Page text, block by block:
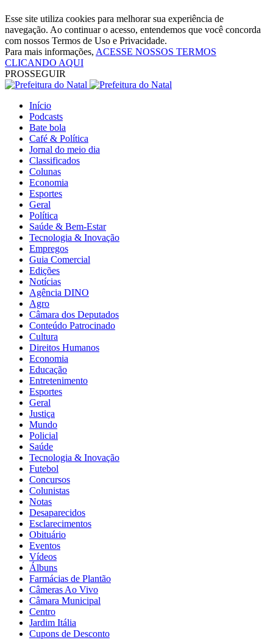
Esse site utiliza cookies para melhorar sua experiência de
navegação. Ao continuar o acesso, entendemos que você concorda
com nossos Termos de Uso e Privacidade.
Para mais informações, ACESSE NOSSOS TERMOS
CLICANDO AQUI
PROSSEGUIR
Início
Podcasts
Bate bola
Café & Política
Jornal do meio dia
Classificados
Colunas
Economia
Esportes
Geral
Política
Saúde & Bem-Estar
Tecnologia & Inovação
Empregos
Guia Comercial
Edições
Notícias
Agência DINO
Agro
Câmara dos Deputados
Conteúdo Patrocinado
Cultura
Direitos Humanos
Economia
Educação
Entretenimento
Esportes
Geral
Justiça
Mundo
Policial
Saúde
Tecnologia & Inovação
Futebol
Concursos
Colunistas
Notas
Desaparecidos
Esclarecimentos
Obituário
Eventos
Vídeos
Álbuns
Farmácias de Plantão
Câmeras Ao Vivo
Câmara Municipal
Centro
Jardim Itália
Cupons de Desconto